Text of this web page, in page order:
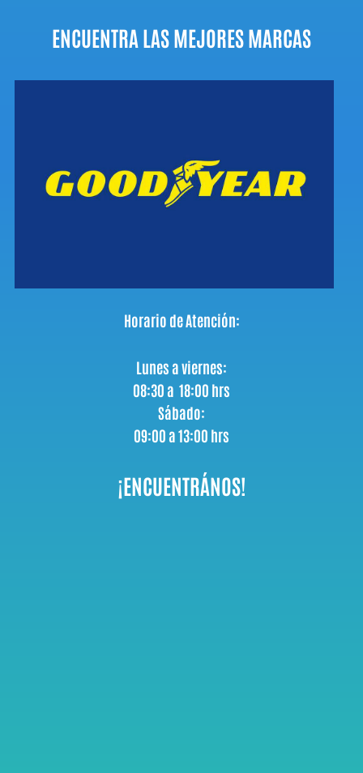
ENCUENTRA LAS MEJORES MARCAS
Horario de Atención:
Lunes a viernes:
08:30 a 18:00 hrs
Sábado:
09:00 a 13:00 hrs
¡ENCUENTRÁNOS!